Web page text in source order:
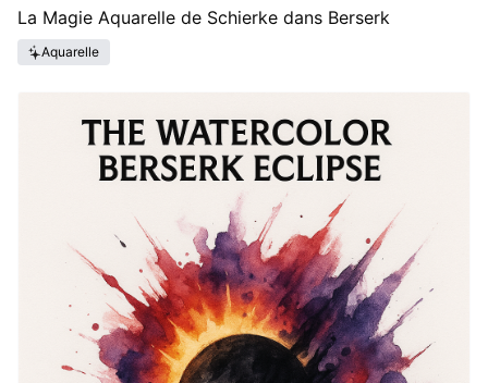
La Magie Aquarelle de Schierke dans Berserk
Aquarelle